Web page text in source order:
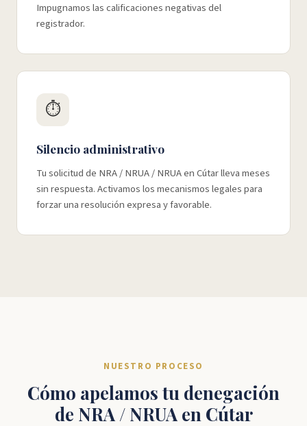
Impugnamos las calificaciones negativas del
registrador.
⏱️
Silencio administrativo
Tu solicitud de NRA / NRUA / NRUA en Cútar lleva meses
sin respuesta. Activamos los mecanismos legales para
forzar una resolución expresa y favorable.
NUESTRO PROCESO
Cómo apelamos tu denegación
de NRA / NRUA en Cútar